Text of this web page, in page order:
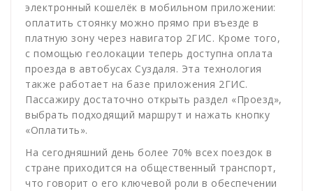
электронный кошелёк в мобильном приложении:
оплатить стоянку можно прямо при въезде в
платную зону через навигатор 2ГИС. Кроме того,
с помощью геолокации теперь доступна оплата
проезда в автобусах Суздаля. Эта технология
также работает на базе приложения 2ГИС.
Пассажиру достаточно открыть раздел «Проезд»,
выбрать подходящий маршрут и нажать кнопку
«Оплатить».
На сегодняшний день более 70% всех поездок в
стране приходится на общественный транспорт,
что говорит о его ключевой роли в обеспечении